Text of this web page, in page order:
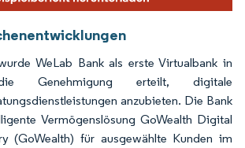
WeLab Bank als erste Virtualbank in
Genehmigung erteilt, digitale
anzubieten. Die Bank
Vermögenslösung GoWealth Digital
(GoWealth) für ausgewählte Kunden im